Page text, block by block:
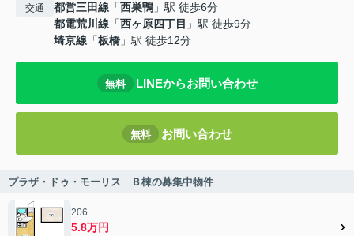
交通 都営三田線 「西巣鴨 」駅 徒歩6分
都電荒川線 「西ヶ原四丁目 」駅 徒歩9分
埼京線 「板橋 」駅 徒歩12分
無料 LINEからお問い合わせ
無料 お問い合わせ
プラザ・ドゥ・モーリス Ｂ棟の募集中物件
206
5.8万円